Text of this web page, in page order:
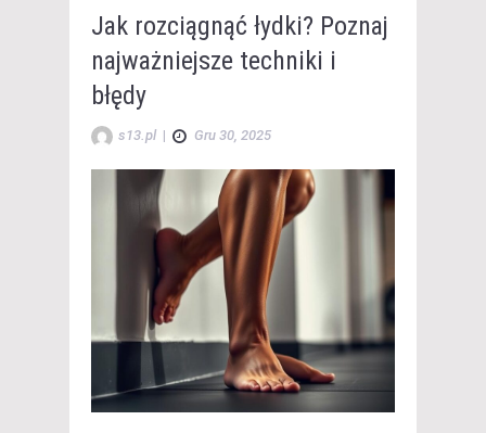
Jak rozciągnąć łydki? Poznaj
najważniejsze techniki i
błędy
s13.pl | Gru 30, 2025